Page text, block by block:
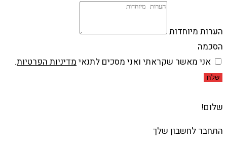
הערות מיוחדות
הסכמה
אני מאשר שקראתי ואני מסכים לתנאי מדיניות הפרטיות.
שלח
שלום!
התחבר לחשבון שלך